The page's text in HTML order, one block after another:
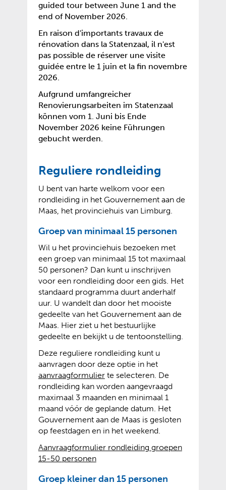
guided tour between June 1 and the
end of November 2026.
En raison d'importants travaux de
rénovation dans la Statenzaal, il n'est
pas possible de réserver une visite
guidée entre le 1 juin et la fin novembre
2026.
Aufgrund umfangreicher
Renovierungsarbeiten im Statenzaal
können vom 1. Juni bis Ende
November 2026 keine Führungen
gebucht werden.
Reguliere rondleiding
U bent van harte welkom voor een
rondleiding in het Gouvernement aan de
Maas, het provinciehuis van Limburg.
Groep van minimaal 15 personen
Wil u het provinciehuis bezoeken met
een groep van minimaal 15 tot maximaal
50 personen? Dan kunt u inschrijven
voor een rondleiding door een gids. Het
standaard programma duurt anderhalf
uur. U wandelt dan door het mooiste
gedeelte van het Gouvernement aan de
Maas. Hier ziet u het bestuurlijke
gedeelte en bekijkt u de tentoonstelling.
Deze reguliere rondleiding kunt u
aanvragen door deze optie in het
aanvraagformulier(
v
e
r
w
i
s
(
o
p
e
n
t
x
te selecteren. De
rondleiding kan worden aangevraagd
maximaal 3 maanden en minimaal 1
maand vóór de geplande datum. Het
Gouvernement aan de Maas is gesloten
op feestdagen en in het weekend.
Aanvraagformulier rondleiding groepen
15-50 personen(
e
(
p
Groep kleiner dan 15 personen